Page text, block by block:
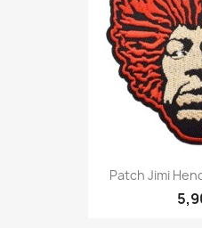
Patch Jimi